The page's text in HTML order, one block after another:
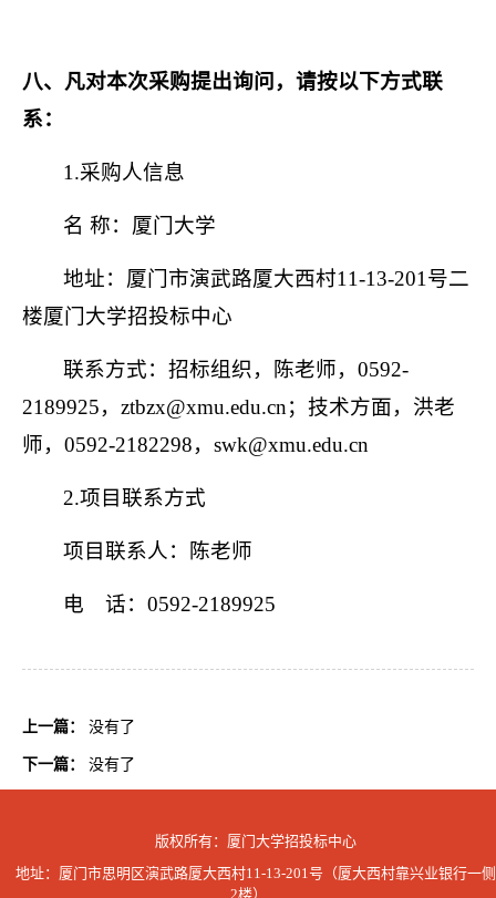
八、凡对本次采购提出询问，请按以下方式联
系：
1.采购人信息
名 称：厦门大学
地址：厦门市演武路厦大西村11-13-201 号二
楼厦门大学招投标中心
联系方式：招标组织，陈老师，0592-
2189925， ztbzx@xmu.edu.cn；技术方面，洪老
师， 0592-2182298， swk@xmu.edu.cn
2.项目联系方式
项目联系人：陈老师
电 话：0592-2189925
上一篇： 没有了
下一篇： 没有了
版权所有：厦门大学招投标中心
地址：厦门市思明区演武路厦大西村11-13-201号（厦大西村靠兴业银行一侧
2楼）